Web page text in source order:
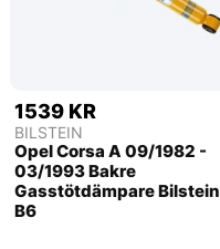
1539 KR
BILSTEIN
Opel Corsa A 09/1982 -
03/1993 Bakre
Gasstötdämpare Bilstein
B6